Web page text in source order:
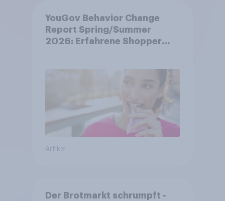
YouGov Behavior Change
Report Spring/Summer
2026: Erfahrene Shopper
Artikel
Der Brotmarkt schrumpft -